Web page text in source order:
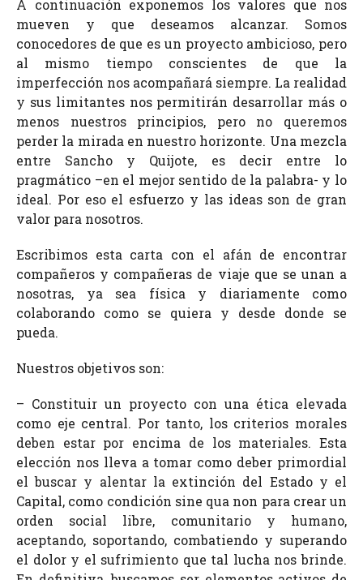
A continuación exponemos los valores que nos
mueven y que deseamos alcanzar. Somos
conocedores de que es un proyecto ambicioso, pero
al mismo tiempo conscientes de que la
imperfección nos acompañará siempre. La realidad
y sus limitantes nos permitirán desarrollar más o
menos nuestros principios, pero no queremos
perder la mirada en nuestro horizonte. Una mezcla
entre Sancho y Quijote, es decir entre lo
pragmático –en el mejor sentido de la palabra- y lo
ideal. Por eso el esfuerzo y las ideas son de gran
valor para nosotros.
Escribimos esta carta con el afán de encontrar
compañeros y compañeras de viaje que se unan a
nosotras, ya sea física y diariamente como
colaborando como se quiera y desde donde se
pueda.
Nuestros objetivos son:
– Constituir un proyecto con una ética elevada
como eje central. Por tanto, los criterios morales
deben estar por encima de los materiales. Esta
elección nos lleva a tomar como deber primordial
el buscar y alentar la extinción del Estado y el
Capital, como condición sine qua non para crear un
orden social libre, comunitario y humano,
aceptando, soportando, combatiendo y superando
el dolor y el sufrimiento que tal lucha nos brinde.